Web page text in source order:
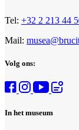
Tel: +32 2 213 44
Mail:
Volg ons:
In het museum